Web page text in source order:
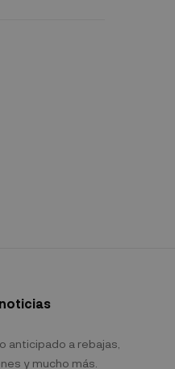
anticipado a rebajas,
y mucho más.